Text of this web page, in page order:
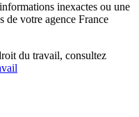
informations inexactes ou une
de votre agence France
du travail, consultez